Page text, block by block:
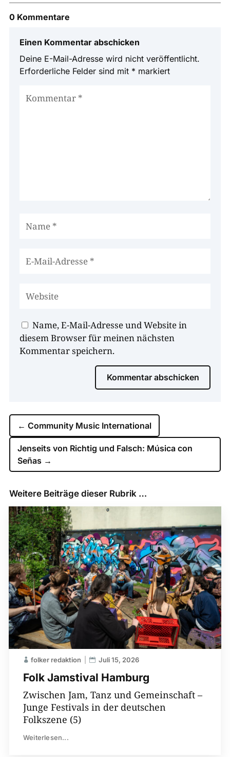
0 Kommentare
Einen Kommentar abschicken
Deine E-Mail-Adresse wird nicht veröffentlicht.
Erforderliche Felder sind mit * markiert
Name, E-Mail-Adresse und Website in
diesem Browser für meinen nächsten
Kommentar speichern.
Kommentar abschicken
← Community Music International
Jenseits von Richtig und Falsch: Música con
Señas →
Weitere Beiträge dieser Rubrik …
Folk Jamstival Hamburg
folker redaktion Juli 15, 2026
Zwischen Jam, Tanz und Gemeinschaft –
Junge Festivals in der deutschen
Folkszene (5)
Weiterlesen...